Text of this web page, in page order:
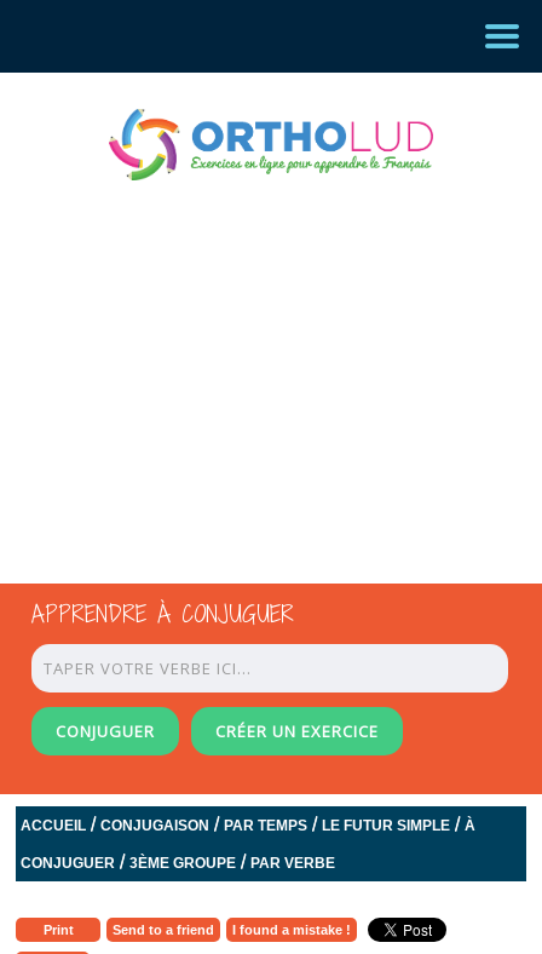
APPRENDRE À CONJUGUER
CONJUGUER CRÉER UN EXERCICE
ACCUEIL /CONJUGAISON /PAR TEMPS /LE FUTUR SIMPLE /À
CONJUGUER /3ÈME GROUPE /PAR VERBE
Print Send to a friend I found a mistake !